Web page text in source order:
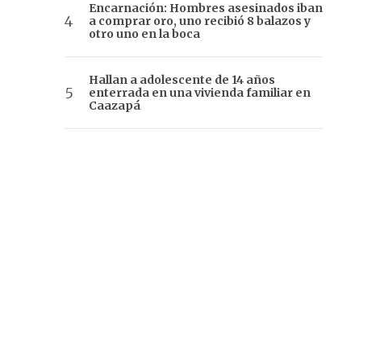
Encarnación: Hombres asesinados iban
a comprar oro, uno recibió 8 balazos y
otro uno en la boca
Hallan a adolescente de 14 años
enterrada en una vivienda familiar en
Caazapá